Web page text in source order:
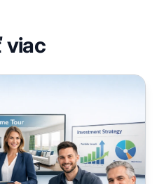
viac
odvetviami: stratégie,